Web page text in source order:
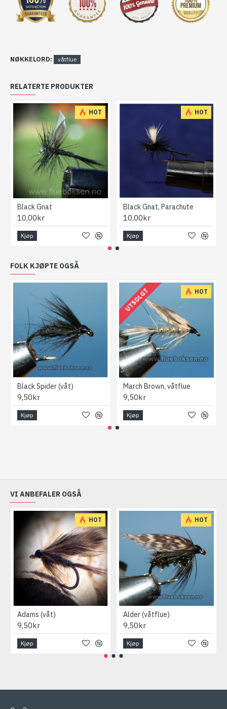
NØKKELORD: våtflue
RELATERTE PRODUKTER
HOT
Black Gnat
10,00kr
Kjøp
HOT
Black Gnat, Parachute
10,00kr
Kjøp
FOLK KJØPTE OGSÅ
Black Spider (våt)
9,50kr
Kjøp
HOT
UTSOLGT
March Brown, våtflue
9,50kr
Kjøp
VI ANBEFALER OGSÅ
HOT
Adams (våt)
9,50kr
Kjøp
HOT
Alder (våtflue)
9,50kr
Kjøp